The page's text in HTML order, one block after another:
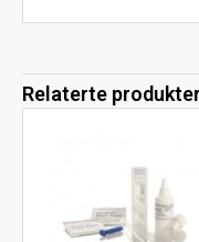
Relaterte produkter